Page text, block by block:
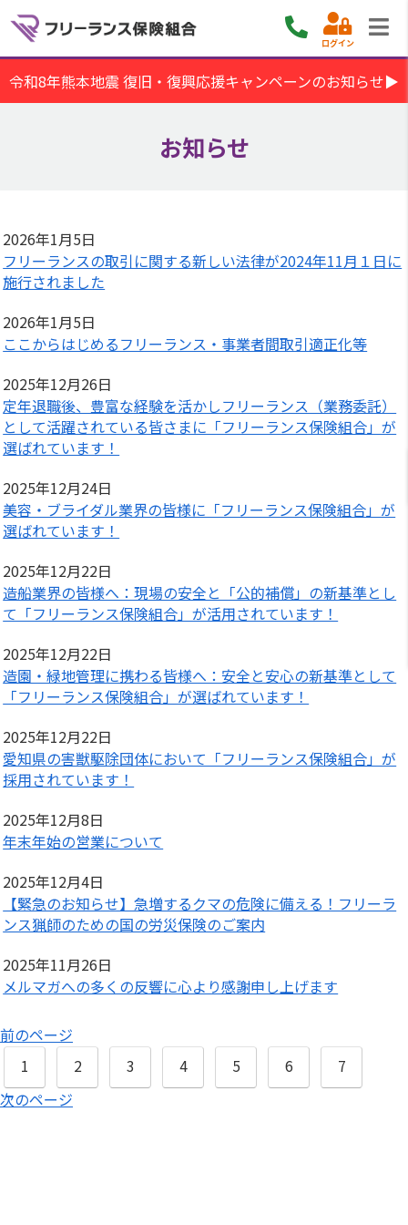
ログイン
令和8年熊本地震 復旧・復興応援キャンペーンのお知らせ▶
お知らせ
フリーランスの取引に関する新しい法律が2024年11月１日に
施行されました
2026年1月5日
ここからはじめるフリーランス・事業者間取引適正化等
2026年1月5日
定年退職後、豊富な経験を活かしフリーランス（業務委託）
として活躍されている皆さまに「フリーランス保険組合」が
選ばれています！
2025年12月26日
美容・ブライダル業界の皆様に「フリーランス保険組合」が
選ばれています！
2025年12月24日
造船業界の皆様へ：現場の安全と「公的補償」の新基準とし
て「フリーランス保険組合」が活用されています！
2025年12月22日
造園・緑地管理に携わる皆様へ：安全と安心の新基準として
「フリーランス保険組合」が選ばれています！
2025年12月22日
愛知県の害獣駆除団体において「フリーランス保険組合」が
採用されています！
2025年12月22日
年末年始の営業について
2025年12月8日
【緊急のお知らせ】急増するクマの危険に備える！フリーラ
ンス猟師のための国の労災保険のご案内
2025年12月4日
メルマガへの多くの反響に心より感謝申し上げます
2025年11月26日
前のページ
1
2 3 4 5 6
7
次のページ